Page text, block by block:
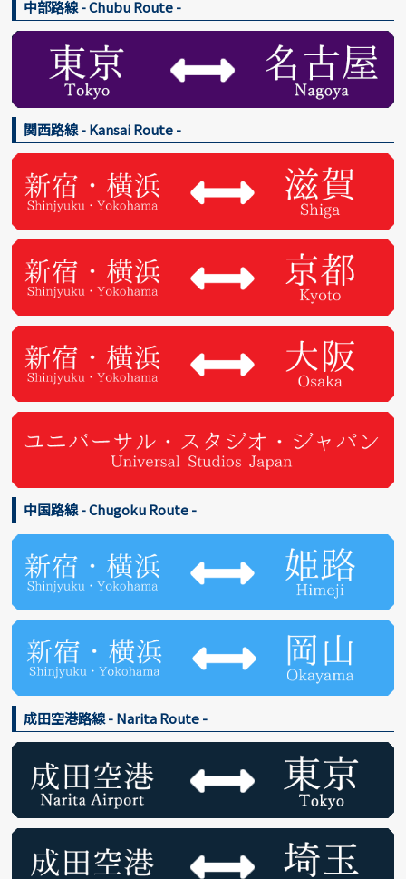
中部路線 - Chubu Route -
関西路線 - Kansai Route -
中国路線 - Chugoku Route -
成田空港路線 - Narita Route -